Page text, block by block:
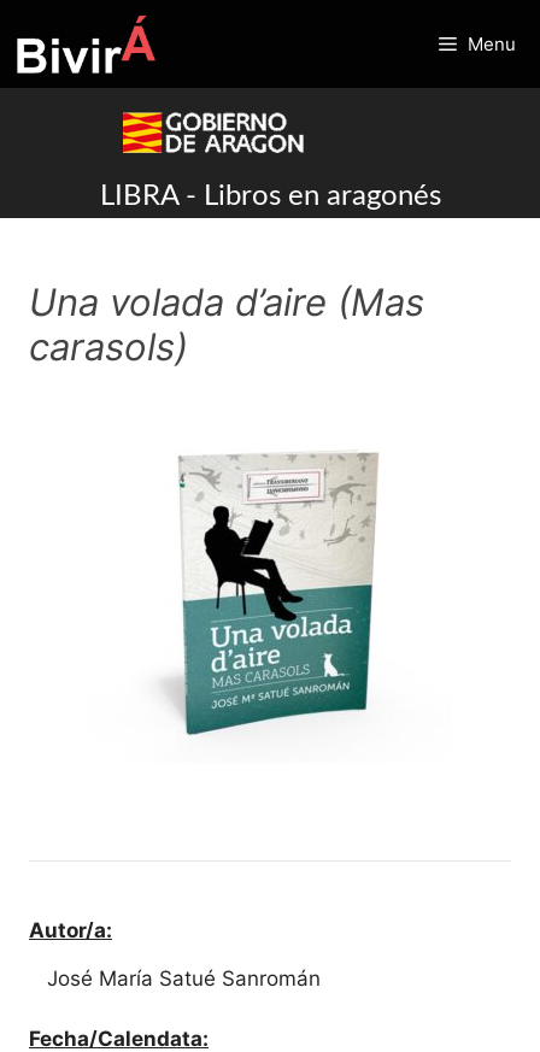
to
content
Menu
LIBRA - Libros en aragonés
Una volada d’aire (Mas
carasols)
Autor/a:
José María Satué Sanromán
Fecha/Calendata: